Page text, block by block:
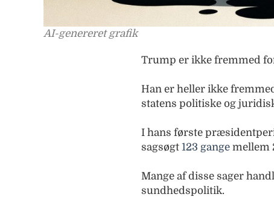
AI-genereret grafik
Trump er ikke fremmed
Han er heller ikke
statens politiske og
I hans første
sagsøgt 123 gangemellem
Mange af disse sager
sundhedspolitik.